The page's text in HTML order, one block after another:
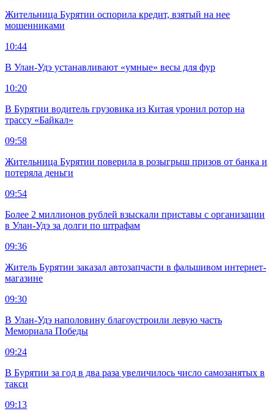
Жительница Бурятии оспорила кредит, взятый на нее
мошенниками
10:44
В Улан-Удэ устанавливают «умные» весы для фур
10:20
В Бурятии водитель грузовика из Китая уронил ротор на
трассу «Байкал»
09:58
Жительница Бурятии поверила в розыгрыш призов от банка и
потеряла деньги
09:54
Более 2 миллионов рублей взыскали приставы с организации
в Улан-Удэ за долги по штрафам
09:36
Житель Бурятии заказал автозапчасти в фальшивом интернет-
магазине
09:30
В Улан-Удэ наполовину благоустроили левую часть
Мемориала Победы
09:24
В Бурятии за год в два раза увеличилось число самозанятых в
такси
09:13